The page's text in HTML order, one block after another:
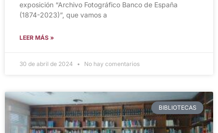
exposición “Archivo Fotográfico Banco de España
(1874-2023)”, que vamos a
LEER MÁS »
30 de abril de 2024 No hay comentarios
BIBLIOTECAS